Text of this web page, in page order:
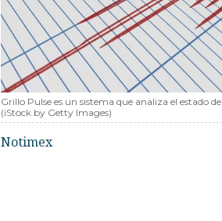
Grillo Pulse es un sistema que analiza el estado
(iStock by Getty Images)
Notimex